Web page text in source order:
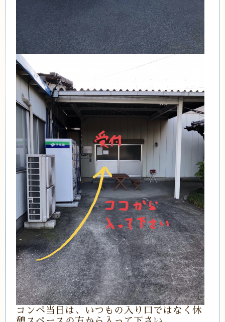
コンペ当日は、いつもの入り口ではなく休